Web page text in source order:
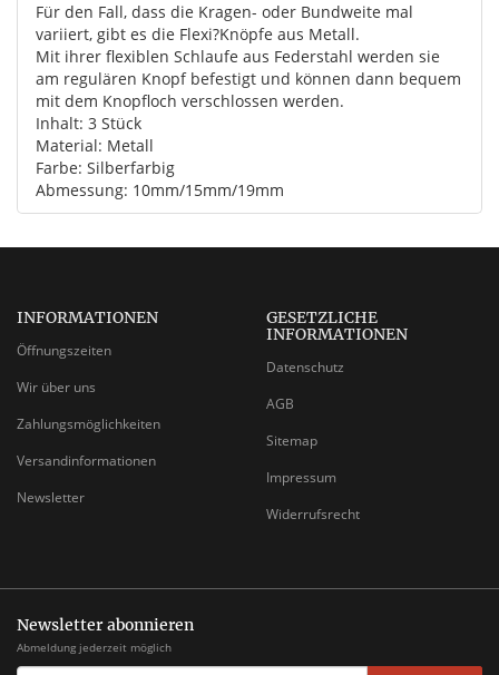
Für den Fall, dass die Kragen- oder Bundweite mal
variiert, gibt es die Flexi?Knöpfe aus Metall.
Mit ihrer flexiblen Schlaufe aus Federstahl werden sie
am regulären Knopf befestigt und können dann bequem
mit dem Knopfloch verschlossen werden.
Inhalt: 3 Stück
Material: Metall
Farbe: Silberfarbig
Abmessung: 10mm/15mm/19mm
INFORMATIONEN
Öffnungszeiten
Wir über uns
Zahlungsmöglichkeiten
Versandinformationen
Newsletter
GESETZLICHE
INFORMATIONEN
Datenschutz
AGB
Sitemap
Impressum
Widerrufsrecht
Newsletter abonnieren
Abmeldung jederzeit möglich